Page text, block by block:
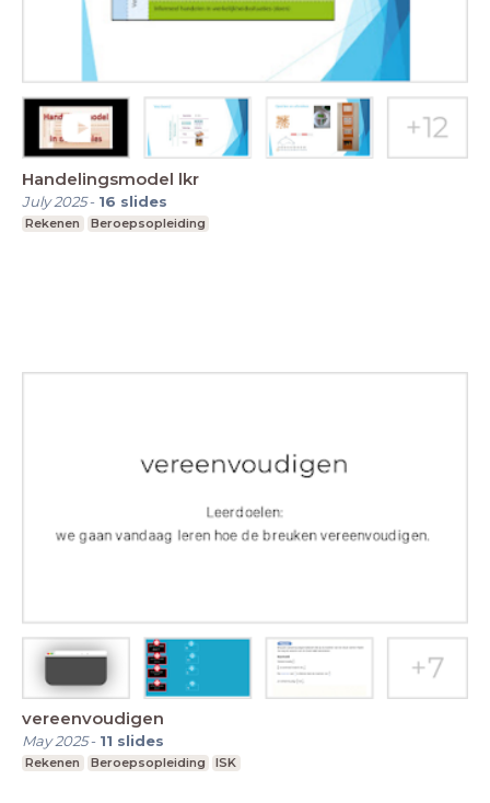
Handelingsmodel lkr
July 2025- 16 slides
Rekenen Beroepsopleiding
vereenvoudigen
May 2025- 11 slides
Rekenen Beroepsopleiding ISK